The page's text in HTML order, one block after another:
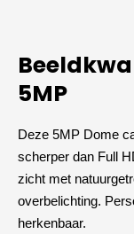
5MP
Deze 5MP Dome
scherper dan Full
zicht met
overbelichting.
herkenbaar.